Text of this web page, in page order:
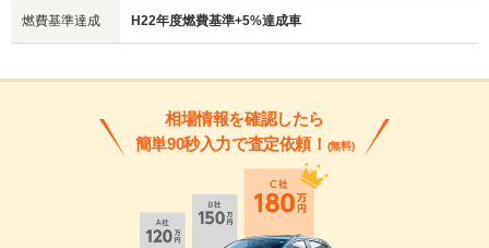
燃費基準達成 H22年度燃費基準+5%達成車
相場情報を確認したら
簡単90秒入力で査定依頼！ (無料)